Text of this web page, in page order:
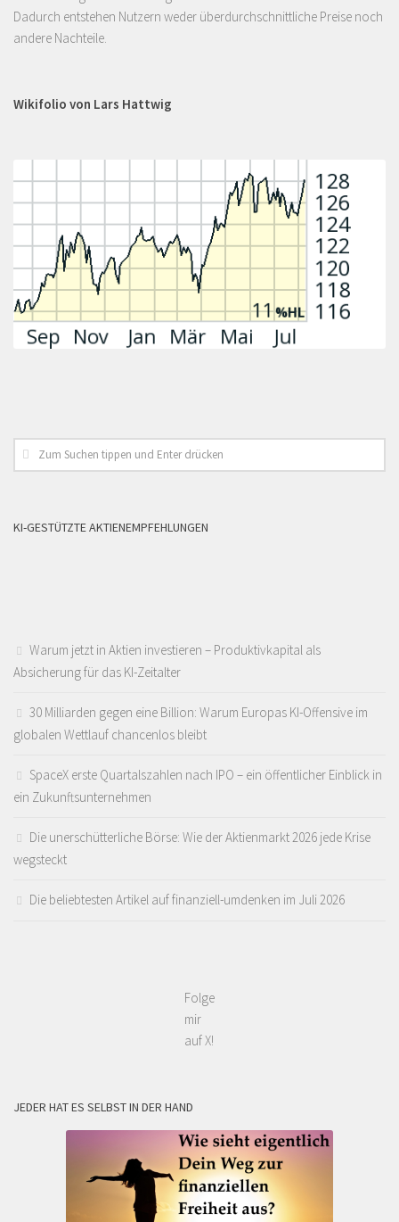
Dadurch entstehen Nutzern weder überdurchschnittliche Preise noch
andere Nachteile.
Wikifolio von Lars Hattwig
KI-GESTÜTZTE AKTIENEMPFEHLUNGEN
Warum jetzt in Aktien investieren – Produktivkapital als
Absicherung für das KI-Zeitalter
30 Milliarden gegen eine Billion: Warum Europas KI-Offensive im
globalen Wettlauf chancenlos bleibt
SpaceX erste Quartalszahlen nach IPO – ein öffentlicher Einblick in
ein Zukunftsunternehmen
Die unerschütterliche Börse: Wie der Aktienmarkt 2026 jede Krise
wegsteckt
Die beliebtesten Artikel auf finanziell-umdenken im Juli 2026
Folge
mir
auf X!
JEDER HAT ES SELBST IN DER HAND